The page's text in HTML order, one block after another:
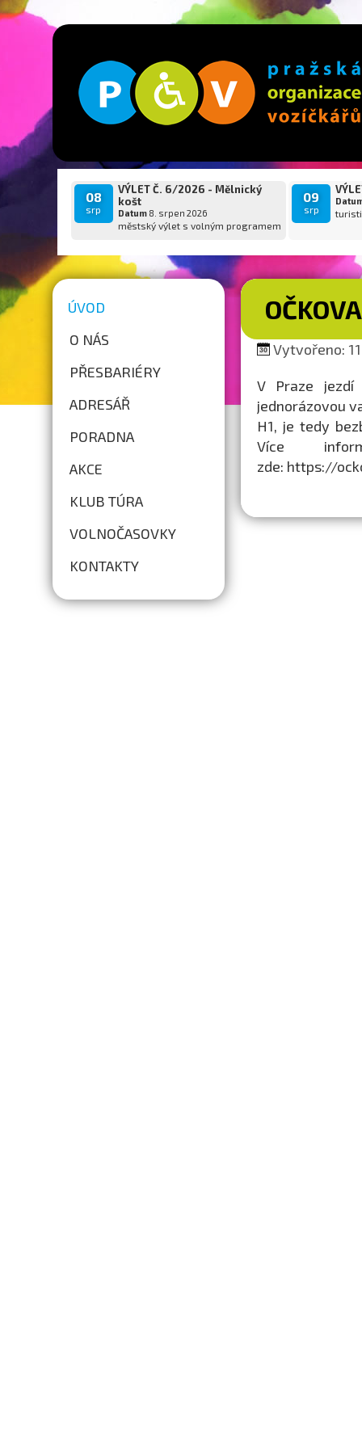
08
srp
VÝLET Č. 6/2026 - Mělnický
košt
Datum8. srpen 2026
městský výlet s volným programem
09
srp
ÚVOD
O NÁS
PŘESBARIÉRY
ADRESÁŘ
PORADNA
AKCE
KLUB TÚRA
VOLNOČASOVKY
KONTAKTY
Vytvořeno:
V Praze jezdí
jednorázovou
H1, je tedy
Více
zde: https://